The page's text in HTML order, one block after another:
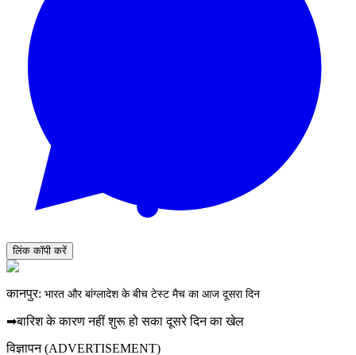
लिंक कॉपी करें
कानपुर: भारत और बांग्लादेश के बीच टेस्ट मैच का आज दूसरा दिन
➡बारिश के कारण नहीं शुरू हो सका दूसरे दिन का खेल
विज्ञापन (ADVERTISEMENT)